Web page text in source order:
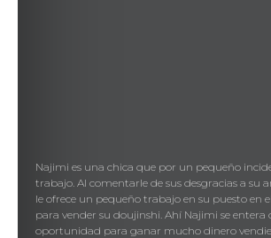
Najimi es una chica que por un pequeño
trabajo. Al comentarle de sus desgracias a su
le ofrece un pequeño trabajo en su puesto en
para vender su doujinshi. Ahí Najimi se entera
oportunidad para ganar mucho dinero